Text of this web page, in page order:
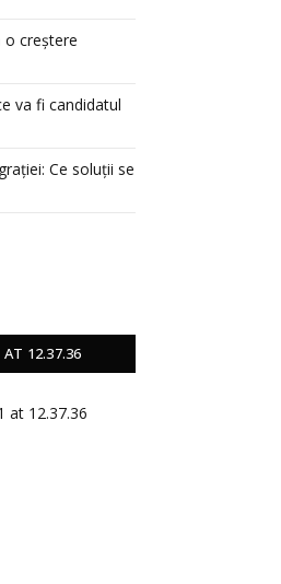
o creștere
va fi candidatul
Ce soluții se
12.37.36